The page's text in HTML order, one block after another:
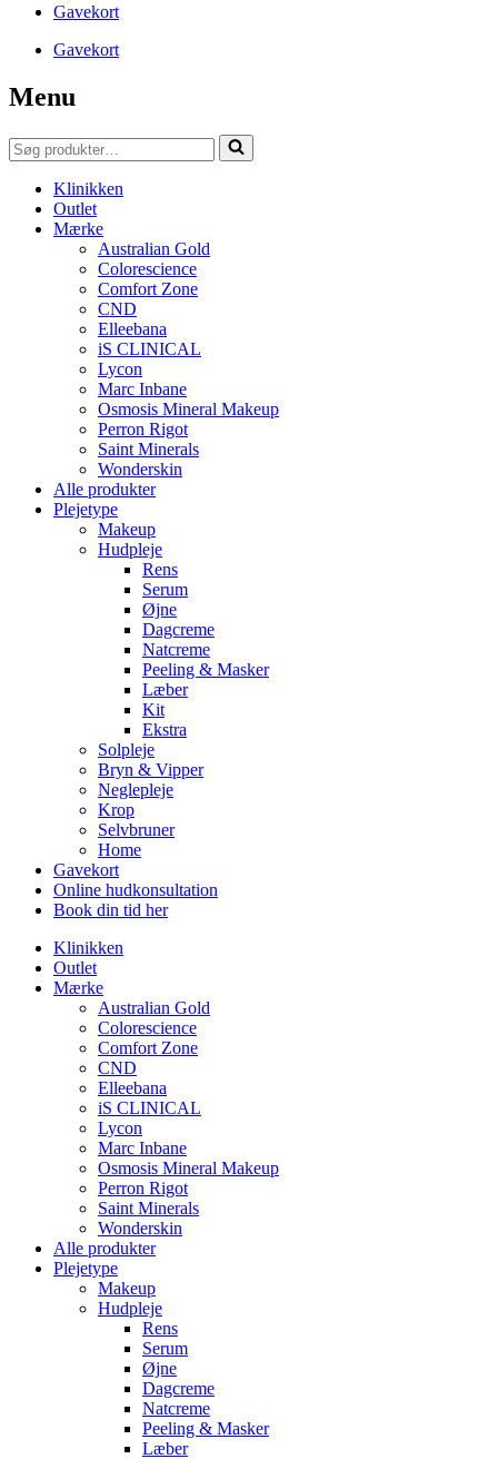
Gavekort
Gavekort
Menu
Søg
efter...
Klinikken
Outlet
Mærke
Australian Gold
Colorescience
Comfort Zone
CND
Elleebana
iS CLINICAL
Lycon
Marc Inbane
Osmosis Mineral Makeup
Perron Rigot
Saint Minerals
Wonderskin
Alle produkter
Plejetype
Makeup
Hudpleje
Rens
Serum
Øjne
Dagcreme
Natcreme
Peeling & Masker
Læber
Kit
Ekstra
Solpleje
Bryn & Vipper
Neglepleje
Krop
Selvbruner
Home
Gavekort
Online hudkonsultation
Book din tid her
Klinikken
Outlet
Mærke
Australian Gold
Colorescience
Comfort Zone
CND
Elleebana
iS CLINICAL
Lycon
Marc Inbane
Osmosis Mineral Makeup
Perron Rigot
Saint Minerals
Wonderskin
Alle produkter
Plejetype
Makeup
Hudpleje
Rens
Serum
Øjne
Dagcreme
Natcreme
Peeling & Masker
Læber